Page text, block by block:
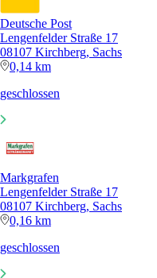
Deutsche Post
Lengenfelder Straße 17
08107 Kirchberg, Sachs
0,14 km
geschlossen
Markgrafen
Lengenfelder Straße 17
08107 Kirchberg, Sachs
0,16 km
geschlossen